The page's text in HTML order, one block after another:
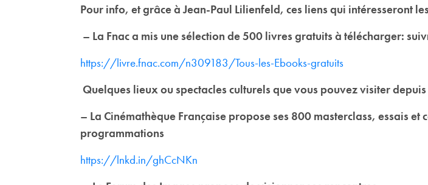
Pour info, et grâce à Jean-Paul Lilienfeld, ces liens qui intéresseront
– La Fnac a mis une sélection de 500 livres gratuits à télécharger:
https://livre.fnac.com/n309183/Tous-les-Ebooks-gratuits
Quelques lieux ou spectacles culturels que vous pouvez visiter depuis
– La Cinémathèque Française propose ses 800 masterclass, essais
programmations
https://lnkd.in/ghCcNKn